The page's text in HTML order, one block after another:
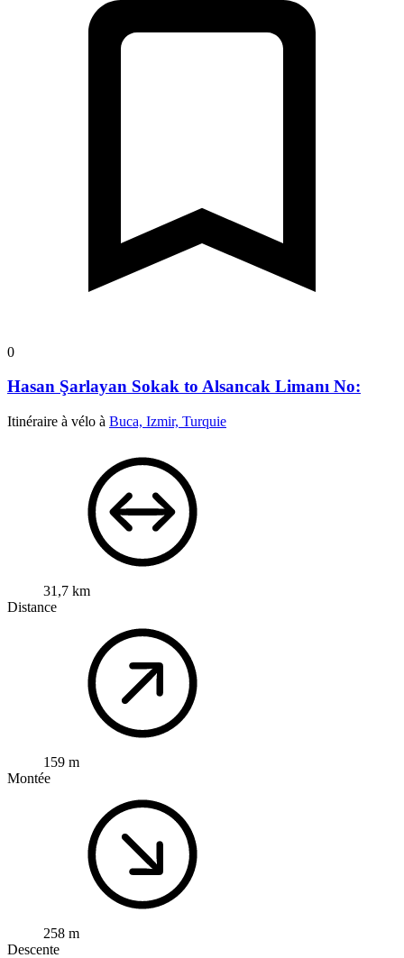
0
Hasan Şarlayan Sokak to Alsancak Limanı No:
Itinéraire à vélo à Buca, Izmir, Turquie
31,7 km
Distance
159 m
Montée
258 m
Descente